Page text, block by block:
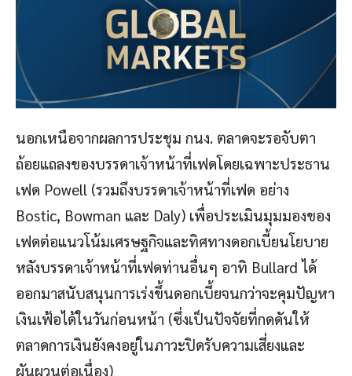
นอกเหนือจากผลการประชุม กนง. ตลาดจะรอจับตา
ถ้อยแถลงของบรรดาเจ้าหน้าที่เฟดโดยเฉพาะประธาน
เฟด Powell (รวมถึงบรรดาเจ้าหน้าที่เฟด อย่าง
Bostic, Bowman และ Daly) เพื่อประเมินมุมมองของ
เฟดต่อแนวโน้มเศรษฐกิจและทิศทางดอกเบี้ยนโยบาย
หลังบรรดาเจ้าหน้าที่เฟดท่านอื่นๆ อาทิ Bullard ได้
ออกมาสนับสนุนการเร่งขึ้นดอกเบี้ยจนกว่าจะคุมปัญหา
เงินเฟ้อได้ในวันก่อนหน้า (ซึ่งเป็นปัจจัยที่กดดันให้
ตลาดการเงินยังคงอยู่ในภาวะปิดรับความเสี่ยงและ
ผันผวนต่อเนื่อง)